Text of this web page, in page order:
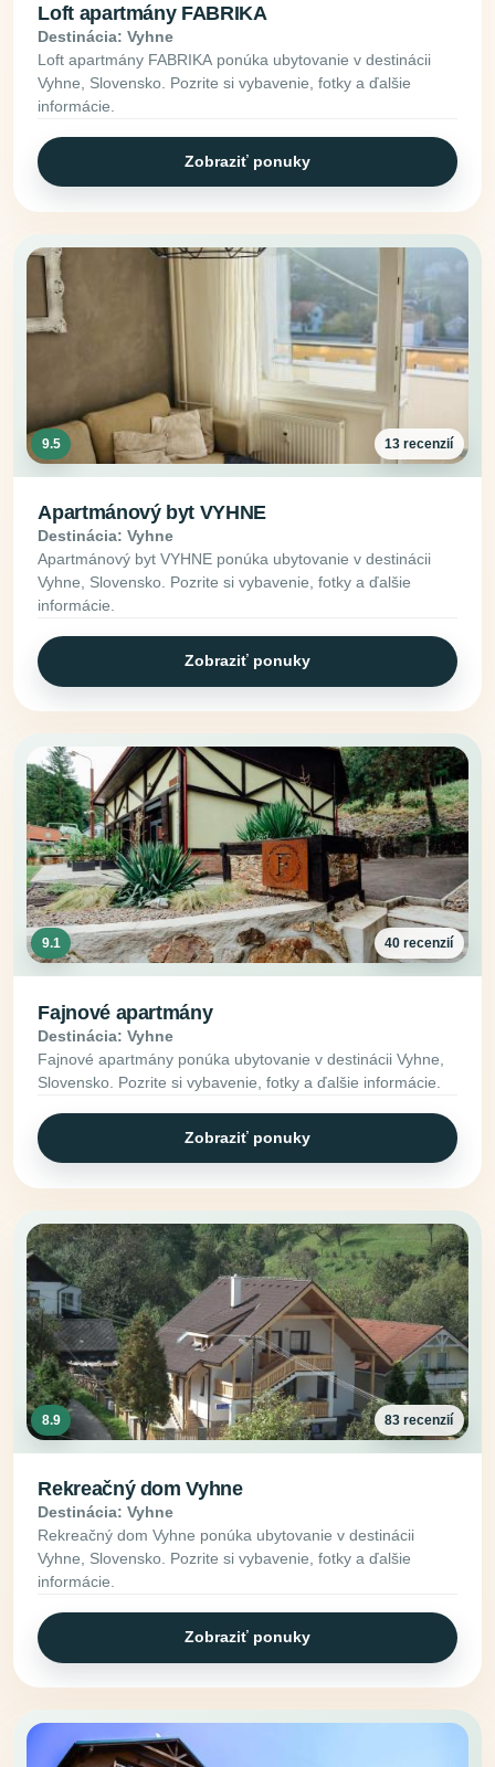
Loft apartmány FABRIKA
Destinácia: Vyhne
Loft apartmány FABRIKA ponúka ubytovanie v destinácii
Vyhne, Slovensko. Pozrite si vybavenie, fotky a ďalšie
informácie.
Zobraziť ponuky
9.5 13 recenzií
Apartmánový byt VYHNE
Destinácia: Vyhne
Apartmánový byt VYHNE ponúka ubytovanie v destinácii
Vyhne, Slovensko. Pozrite si vybavenie, fotky a ďalšie
informácie.
Zobraziť ponuky
9.1 40 recenzií
Fajnové apartmány
Destinácia: Vyhne
Fajnové apartmány ponúka ubytovanie v destinácii Vyhne,
Slovensko. Pozrite si vybavenie, fotky a ďalšie informácie.
Zobraziť ponuky
8.9 83 recenzií
Rekreačný dom Vyhne
Destinácia: Vyhne
Rekreačný dom Vyhne ponúka ubytovanie v destinácii
Vyhne, Slovensko. Pozrite si vybavenie, fotky a ďalšie
informácie.
Zobraziť ponuky